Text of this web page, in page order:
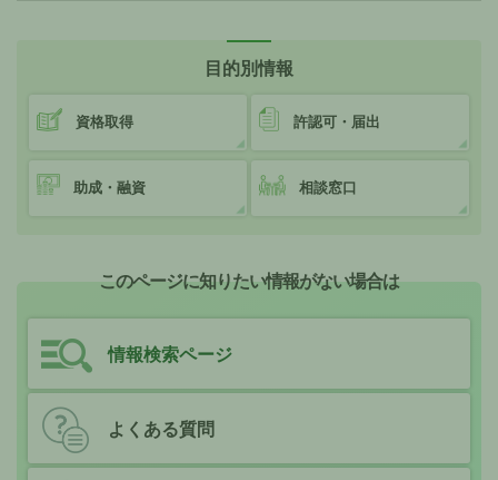
目的別情報
資格取得 許認可・届出
助成・融資 相談窓口
このページに知りたい情報がない場合は
情報検索ページ
よくある質問